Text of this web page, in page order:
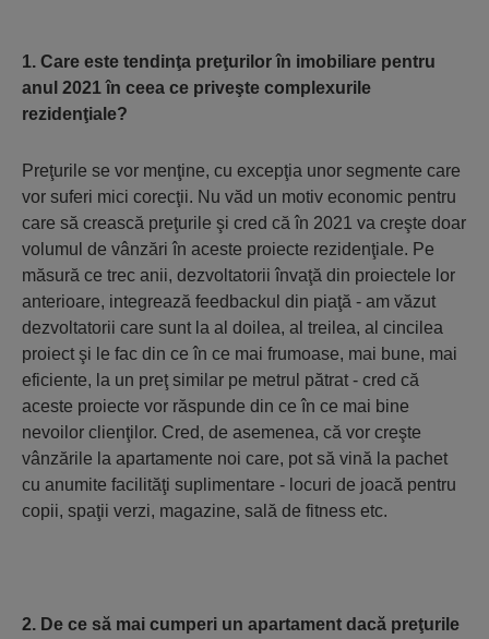
1. Care este tendinţa preţurilor în imobiliare pentru
anul 2021 în ceea ce priveşte complexurile
rezidenţiale?
Preţurile se vor menţine, cu excepţia unor segmente care
vor suferi mici corecţii. Nu văd un motiv economic pentru
care să crească preţurile şi cred că în 2021 va creşte doar
volumul de vânzări în aceste proiecte rezidenţiale. Pe
măsură ce trec anii, dezvoltatorii învaţă din proiectele lor
anterioare, integrează feedbackul din piaţă - am văzut
dezvoltatorii care sunt la al doilea, al treilea, al cincilea
proiect şi le fac din ce în ce mai frumoase, mai bune, mai
eficiente, la un preţ similar pe metrul pătrat - cred că
aceste proiecte vor răspunde din ce în ce mai bine
nevoilor clienţilor. Cred, de asemenea, că vor creşte
vânzările la apartamente noi care, pot să vină la pachet
cu anumite facilităţi suplimentare - locuri de joacă pentru
copii, spaţii verzi, magazine, sală de fitness etc.
2. De ce să mai cumperi un apartament dacă preţurile